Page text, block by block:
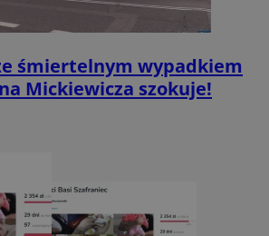
śmiertelnym wypadkiem
Mickiewicza szokuje!